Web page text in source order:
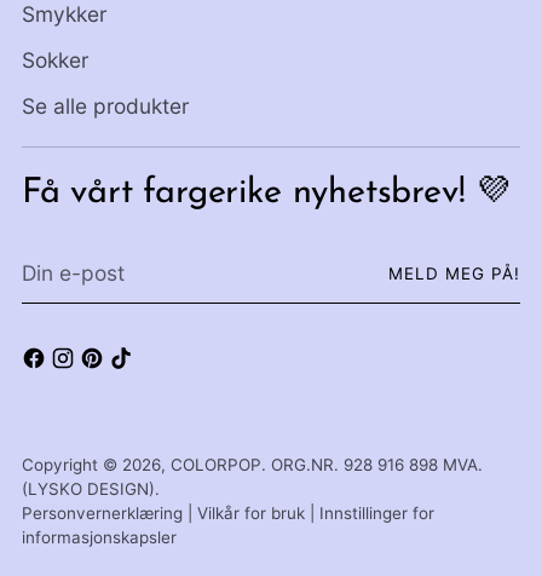
Smykker
Sokker
Se alle produkter
Få vårt fargerike nyhetsbrev! 💜
e-
MELD MEG PÅ!
Copyright © 2026, COLORPOP. ORG.NR. 928 916 898 MVA.
(LYSKO DESIGN).
Personvernerklæring
Vilkår for bruk
Innstillinger for
informasjonskapsler